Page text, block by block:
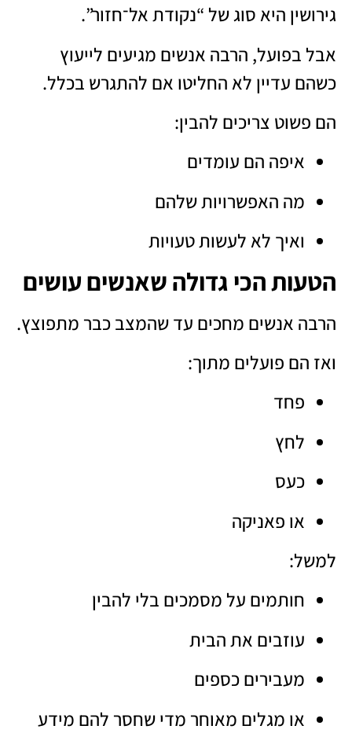
גירושין היא סוג של “נקודת אל־חזור”.
אבל בפועל, הרבה אנשים מגיעים לייעוץ
כשהם עדיין לא החליטו אם להתגרש בכלל.
הם פשוט צריכים להבין:
איפה הם עומדים
מה האפשרויות שלהם
ואיך לא לעשות טעויות
הטעות הכי גדולה שאנשים עושים
הרבה אנשים מחכים עד שהמצב כבר מתפוצץ.
ואז הם פועלים מתוך:
פחד
לחץ
כעס
או פאניקה
למשל:
חותמים על מסמכים בלי להבין
עוזבים את הבית
מעבירים כספים
או מגלים מאוחר מדי שחסר להם מידע